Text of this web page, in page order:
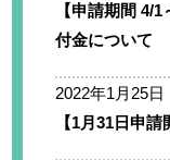
【申請期間 4/
付金について
2022年1月25日
【1月31日申